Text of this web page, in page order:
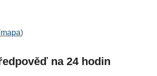
mapa)
na 24 hodin